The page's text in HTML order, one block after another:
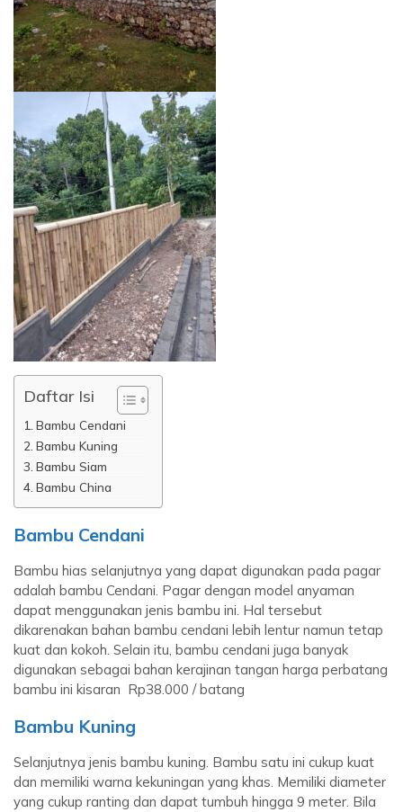
Daftar Isi
Bambu Cendani
Bambu Kuning
Bambu Siam
Bambu China
Bambu Cendani
Bambu hias selanjutnya yang dapat digunakan pada pagar
adalah bambu Cendani. Pagar dengan model anyaman
dapat menggunakan jenis bambu ini. Hal tersebut
dikarenakan bahan bambu cendani lebih lentur namun tetap
kuat dan kokoh. Selain itu, bambu cendani juga banyak
digunakan sebagai bahan kerajinan tangan harga perbatang
bambu ini kisaran Rp38.000 / batang
Bambu Kuning
Selanjutnya jenis bambu kuning. Bambu satu ini cukup kuat
dan memiliki warna kekuningan yang khas. Memiliki diameter
yang cukup ranting dan dapat tumbuh hingga 9 meter. Bila